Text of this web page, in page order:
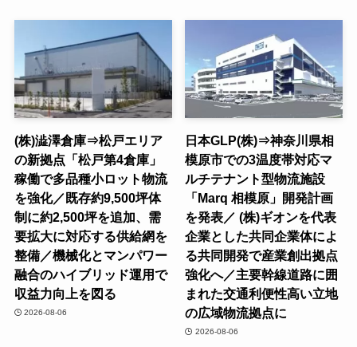
(株)澁澤倉庫⇒松戸エリア
の新拠点「松戸第4倉庫」
稼働で多品種小ロット物流
を強化／既存約9,500坪体
制に約2,500坪を追加、需
要拡大に対応する供給網を
整備／機械化とマンパワー
融合のハイブリッド運用で
収益力向上を図る
2026-08-06
日本GLP(株)⇒神奈川県相
模原市での3温度帯対応マ
ルチテナント型物流施設
「Marq 相模原」開発計画
を発表／ (株)ギオンを代表
企業とした共同企業体によ
る共同開発で産業創出拠点
強化へ／主要幹線道路に囲
まれた交通利便性高い立地
の広域物流拠点に
2026-08-06